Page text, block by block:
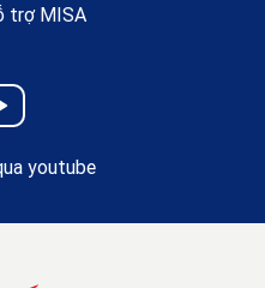
trợ MISA
youtube